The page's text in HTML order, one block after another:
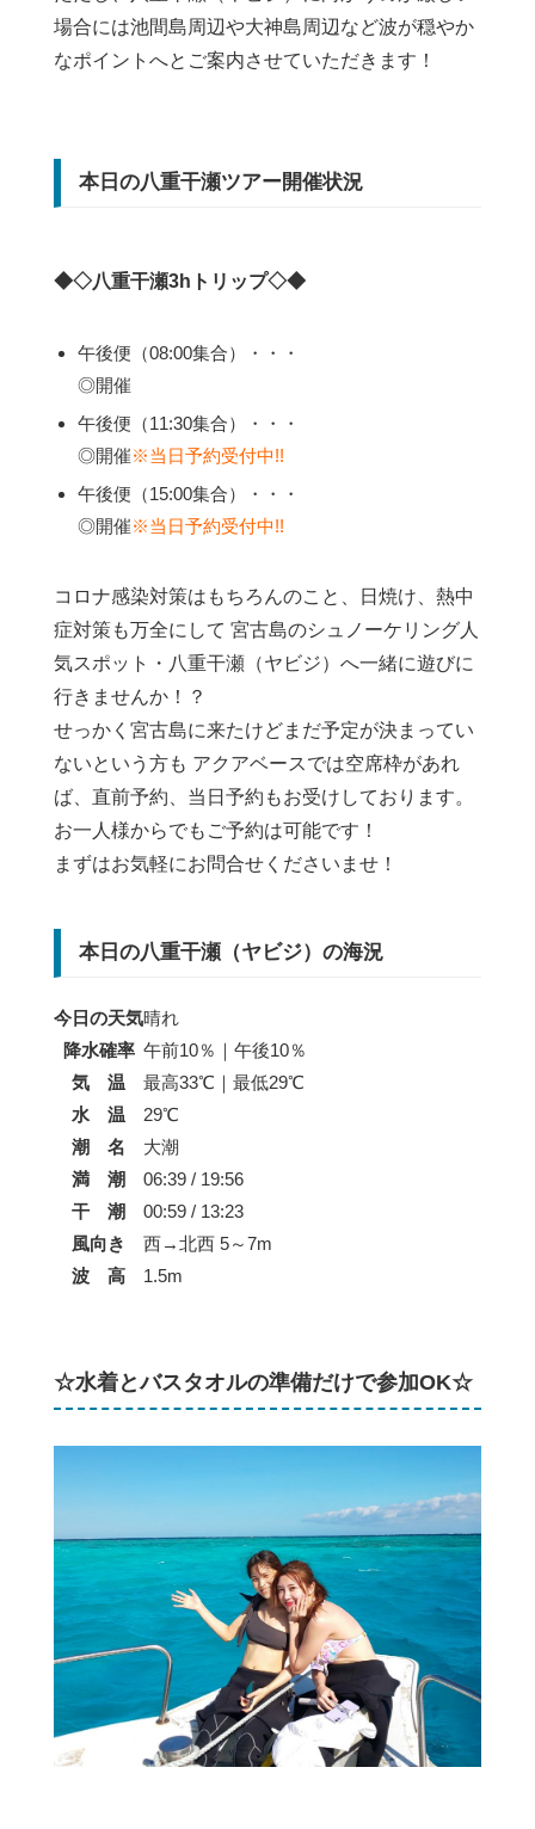
場合には池間島周辺や大神島周辺など波が穏やか
なポイントへとご案内させていただきます！
本日の八重干瀬ツアー開催状況
◆◇八重干瀬3hトリップ◇◆
午後便（08:00集合）・・・
◎開催
午後便（11:30集合）・・・
◎開催※当日予約受付中!!
午後便（15:00集合）・・・
◎開催※当日予約受付中!!
コロナ感染対策はもちろんのこと、日焼け、熱中
症対策も万全にして 宮古島のシュノーケリング人
気スポット・八重干瀬（ヤビジ）へ一緒に遊びに
行きませんか！？
せっかく宮古島に来たけどまだ予定が決まってい
ないという方も アクアベースでは空席枠があれ
ば、直前予約、当日予約もお受けしております。
お一人様からでもご予約は可能です！
まずはお気軽にお問合せくださいませ！
本日の八重干瀬（ヤビジ）の海況
今日の天気晴れ
降水確率 午前10％｜午後10％
気 温
最高33℃｜最低29℃
水 温
29℃
潮 名
大潮
満 潮
06:39 / 19:56
干 潮
00:59 / 13:23
風向き
西→北西 5～7m
波 高
1.5m
☆水着とバスタオルの準備だけで参加OK☆